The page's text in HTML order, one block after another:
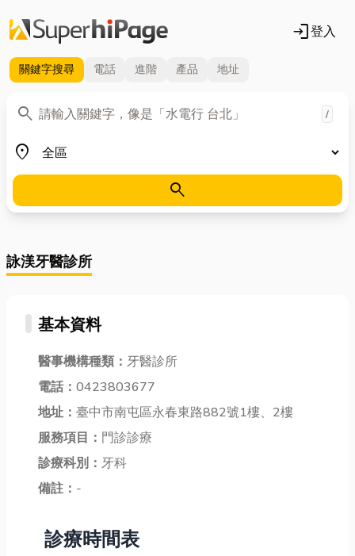
login登入
關鍵字搜尋 電話 進階 產品 地址
search
關鍵字 /
place
地區
search
詠渼牙醫診所
基本資料
醫事機構種類： 牙醫診所
電話： 0423803677
地址： 臺中市南屯區永春東路882號1樓、2樓
服務項目： 門診診療
診療科別： 牙科
備註： -
診療時間表